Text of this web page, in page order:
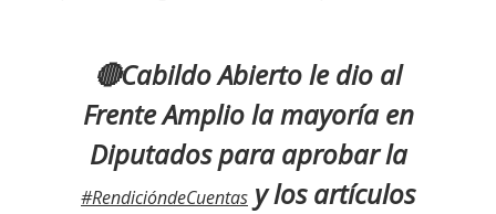
🔴Cabildo Abierto le dio al
Frente Amplio la mayoría en
Diputados para aprobar la
#RendicióndeCuentas y los artículos